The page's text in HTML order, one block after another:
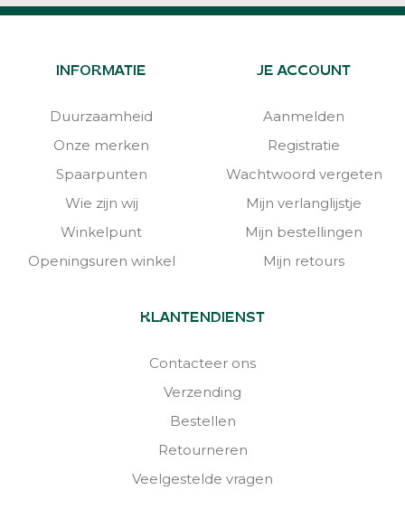
INFORMATIE
Duurzaamheid
Onze merken
Spaarpunten
Wie zijn wij
Winkelpunt
Openingsuren winkel
JE ACCOUNT
Aanmelden
Registratie
Wachtwoord vergeten
Mijn verlanglijstje
Mijn bestellingen
Mijn retours
KLANTENDIENST
Contacteer ons
Verzending
Bestellen
Retourneren
Veelgestelde vragen